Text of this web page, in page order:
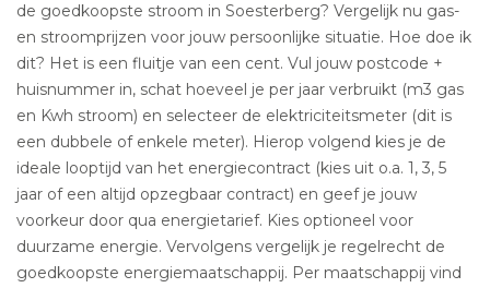
de goedkoopste stroom in Soesterberg? Vergelijk nu gas-
en stroomprijzen voor jouw persoonlijke situatie. Hoe doe ik
dit? Het is een fluitje van een cent. Vul jouw postcode +
huisnummer in, schat hoeveel je per jaar verbruikt (m3 gas
en Kwh stroom) en selecteer de elektriciteitsmeter (dit is
een dubbele of enkele meter). Hierop volgend kies je de
ideale looptijd van het energiecontract (kies uit o.a. 1, 3, 5
jaar of een altijd opzegbaar contract) en geef je jouw
voorkeur door qua energietarief. Kies optioneel voor
duurzame energie. Vervolgens vergelijk je regelrecht de
goedkoopste energiemaatschappij. Per maatschappij vind